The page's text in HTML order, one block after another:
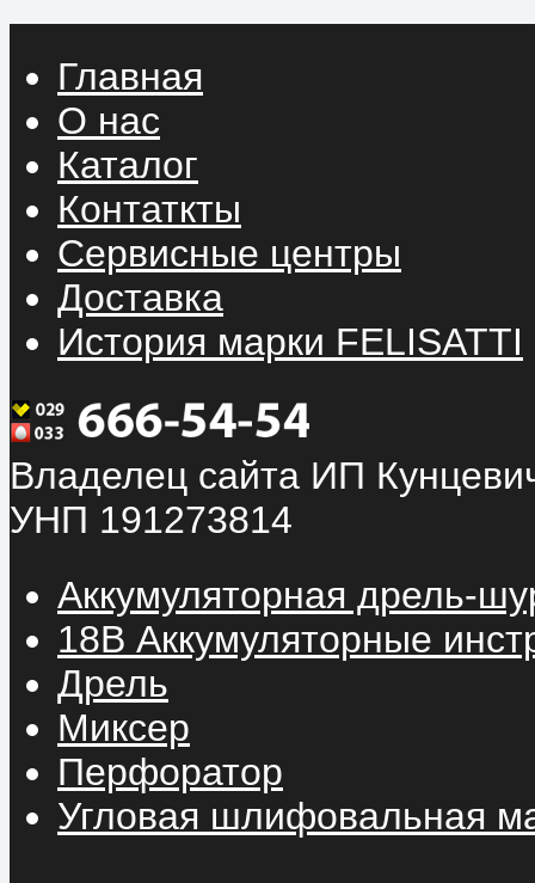
Главная
О нас
Каталог
Контаткты
Сервисные центры
Доставка
История марки FELISATTI
Владелец сайта ИП
УНП 191273814
Аккумуляторная дрель-
18В Аккумуляторные
Дрель
Миксер
Перфоратор
Угловая шлифовальная